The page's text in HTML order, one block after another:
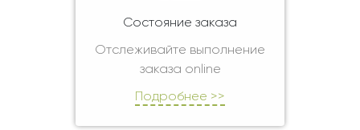
Состояние заказа
Отслеживайте выполнение
заказа online
Подробнее >>